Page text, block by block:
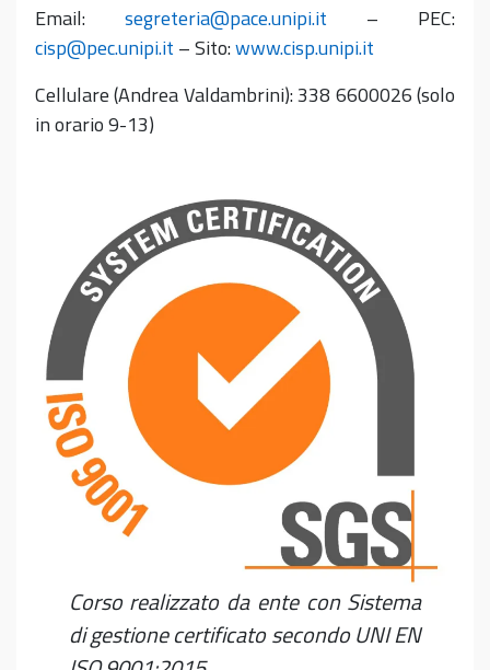
Email: segreteria@pace.unipi.it – PEC:
cisp@pec.unipi.it – Sito:www.cisp.unipi.it
Cellulare (Andrea Valdambrini): 338 6600026 (solo
in orario 9-13)
Corso realizzato da ente con Sistema
di gestione certificato secondo UNI EN